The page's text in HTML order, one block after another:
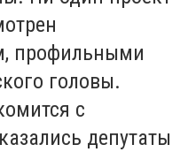
профильными
головы.
с
депутаты